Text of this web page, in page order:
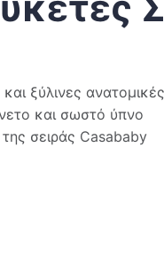
ξύλινες
και σωστό ύπνο
σειράς Casababy